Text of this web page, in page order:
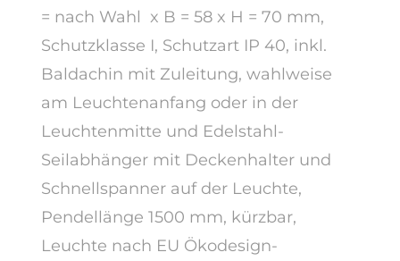
= nach Wahl x B = 58 x H = 70 mm,
Schutzklasse I, Schutzart IP 40, inkl.
Baldachin mit Zuleitung, wahlweise
am Leuchtenanfang oder in der
Leuchtenmitte und Edelstahl-
Seilabhänger mit Deckenhalter und
Schnellspanner auf der Leuchte,
Pendellänge 1500 mm, kürzbar,
Leuchte nach EU Ökodesign-